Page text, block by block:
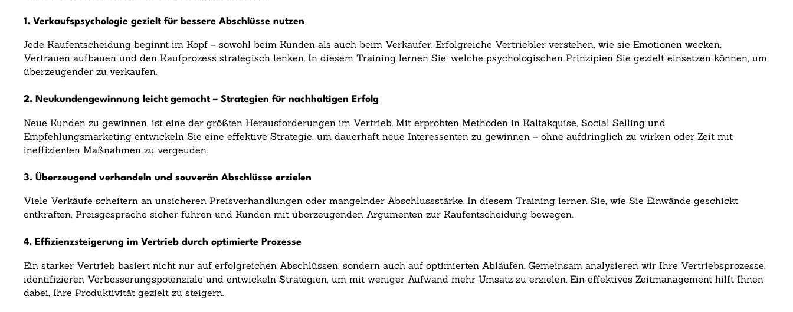
1. Verkaufspsychologie gezielt für bessere Abschlüsse nutzen
Jede Kaufentscheidung beginnt im Kopf – sowohl beim Kunden als auch beim Verkäufer. Erfolgreiche Vertriebler verstehen, wie sie Emotionen wecken,
Vertrauen aufbauen und den Kaufprozess strategisch lenken. In diesem Training lernen Sie, welche psychologischen Prinzipien Sie gezielt einsetzen können, um
überzeugender zu verkaufen.
2. Neukundengewinnung leicht gemacht – Strategien für nachhaltigen Erfolg
Neue Kunden zu gewinnen, ist eine der größten Herausforderungen im Vertrieb. Mit erprobten Methoden in Kaltakquise, Social Selling und
Empfehlungsmarketing entwickeln Sie eine effektive Strategie, um dauerhaft neue Interessenten zu gewinnen – ohne aufdringlich zu wirken oder Zeit mit
ineffizienten Maßnahmen zu vergeuden.
3. Überzeugend verhandeln und souverän Abschlüsse erzielen
Viele Verkäufe scheitern an unsicheren Preisverhandlungen oder mangelnder Abschlussstärke. In diesem Training lernen Sie, wie Sie Einwände geschickt
entkräften, Preisgespräche sicher führen und Kunden mit überzeugenden Argumenten zur Kaufentscheidung bewegen.
4. Effizienzsteigerung im Vertrieb durch optimierte Prozesse
Ein starker Vertrieb basiert nicht nur auf erfolgreichen Abschlüssen, sondern auch auf optimierten Abläufen. Gemeinsam analysieren wir Ihre Vertriebsprozesse,
identifizieren Verbesserungspotenziale und entwickeln Strategien, um mit weniger Aufwand mehr Umsatz zu erzielen. Ein effektives Zeitmanagement hilft Ihnen
dabei, Ihre Produktivität gezielt zu steigern.